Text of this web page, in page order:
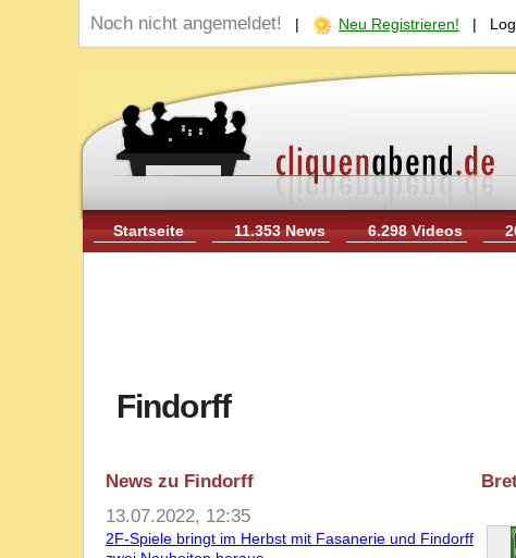
Noch nicht angemeldet! | Neu Registrieren! |
Startseite 11.353 News 6.298 Videos
Findorff
News zu Findorff
13.07.2022, 12:35
2F-Spiele bringt im Herbst mit Fasanerie und Findorff